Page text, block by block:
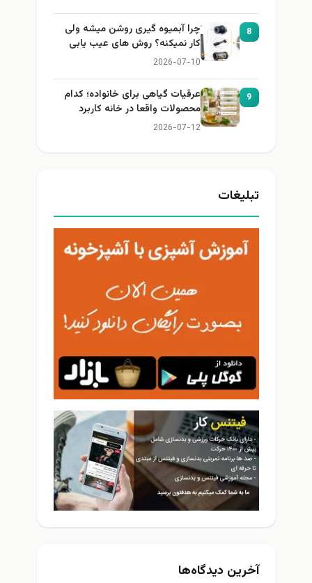
8
چرا آبمیوه گیری روشن میشه ولی
کار نمیکنه؟ روش های عیب یابی
2026-07-10
9
عرقیات گیاهی برای خانواده؛ کدام
محصولات واقعا در خانه کاربرد
دارند؟
2026-07-12
تبلیغات
آخرین دیدگاه‌ها